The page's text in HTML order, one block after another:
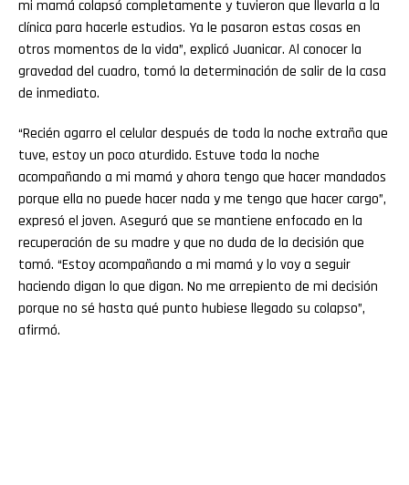
mi mamá colapsó completamente y tuvieron que llevarla a la
clínica para hacerle estudios. Ya le pasaron estas cosas en
otros momentos de la vida”, explicó Juanicar. Al conocer la
gravedad del cuadro, tomó la determinación de salir de la casa
de inmediato.
“Recién agarro el celular después de toda la noche extraña que
tuve, estoy un poco aturdido. Estuve toda la noche
acompañando a mi mamá y ahora tengo que hacer mandados
porque ella no puede hacer nada y me tengo que hacer cargo”,
expresó el joven. Aseguró que se mantiene enfocado en la
recuperación de su madre y que no duda de la decisión que
tomó. “Estoy acompañando a mi mamá y lo voy a seguir
haciendo digan lo que digan. No me arrepiento de mi decisión
porque no sé hasta qué punto hubiese llegado su colapso”,
afirmó.